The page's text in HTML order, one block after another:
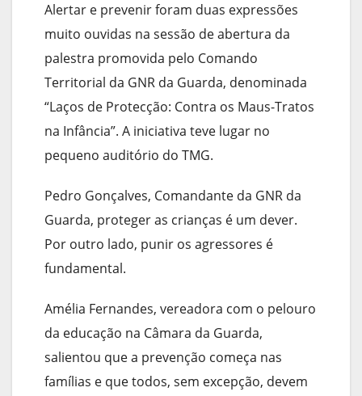
Alertar e prevenir foram duas expressões
muito ouvidas na sessão de abertura da
palestra promovida pelo Comando
Territorial da GNR da Guarda, denominada
“Laços de Protecção: Contra os Maus-Tratos
na Infância”. A iniciativa teve lugar no
pequeno auditório do TMG.
Pedro Gonçalves, Comandante da GNR da
Guarda, proteger as crianças é um dever.
Por outro lado, punir os agressores é
fundamental.
Amélia Fernandes, vereadora com o pelouro
da educação na Câmara da Guarda,
salientou que a prevenção começa nas
famílias e que todos, sem excepção, devem